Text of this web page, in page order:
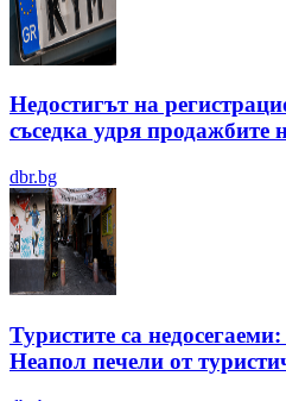
Недостигът на
съседка удря продажбите
dbr.bg
Туристите са
Неапол печели от